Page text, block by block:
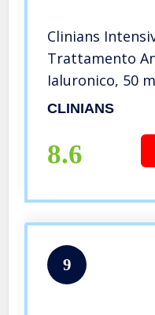
Clinians
Trattamento
Ialuronico, 50
CLINIANS
8.6
9